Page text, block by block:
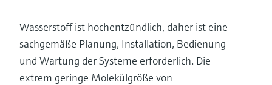
Wasserstoff ist hochentzündlich, daher ist eine
sachgemäße Planung, Installation, Bedienung
und Wartung der Systeme erforderlich. Die
extrem geringe Molekülgröße von